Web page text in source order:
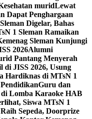
muridLewat
Dapat Penghargaan
Digelar, Bahas
1 Sleman Ramaikan
Sleman Kunjungi
2026Alumni
Pantang Menyerah
di JISS 2026, Usung
Hardiknas di MTsN 1
Guru dan
di Lomba Karaoke HAB
Siswa MTsN 1
Sepeda, Doorprize